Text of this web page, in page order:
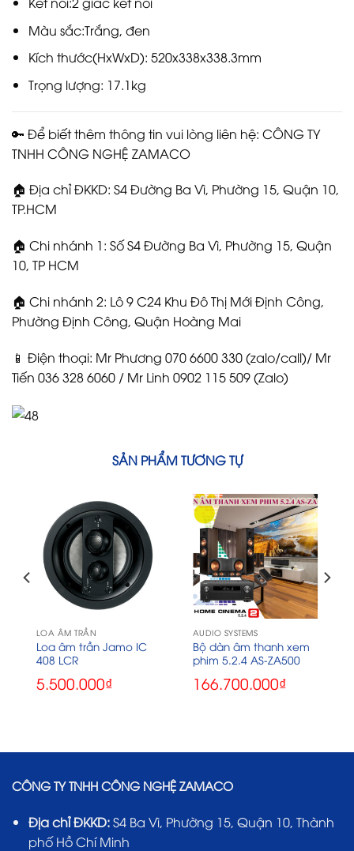
Màu sắc:Trắng, đen
Kích thước(HxWxD): 520x338x338.3mm
Trọng lượng: 17.1kg
🔑 Để biết thêm thông tin vui lòng liên hệ: CÔNG TY
TNHH CÔNG NGHỆ ZAMACO
🏠 Địa chỉ ĐKKD: S4 Đường Ba Vì, Phường 15, Quận 10,
TP.HCM
🏠 Chi nhánh 1: Số S4 Đường Ba Vì, Phường 15, Quận
10, TP HCM
🏠 Chi nhánh 2: Lô 9 C24 Khu Đô Thị Mới Định Công,
Phường Định Công, Quận Hoàng Mai
📱 Điện thoại: Mr Phương 070 6600 330 (zalo/call)/ Mr
Tiến 036 328 6060 / Mr Linh 0902 115 509 (Zalo)
SẢN PHẨM TƯƠNG TỰ
LOA ÂM TRẦN
Loa âm trần Jamo IC
408 LCR
5.500.000₫
AUDIO SYSTEMS
Bộ dàn âm thanh xem
phim 5.2.4 AS-ZA500
166.700.000₫
CÔNG TY TNHH CÔNG NGHỆ ZAMACO
Địa chỉ ĐKKD:S4 Ba Vì, Phường 15, Quận 10, Thành
phố Hồ Chí Minh